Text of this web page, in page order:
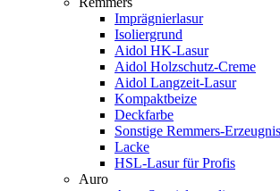
Imprägnierlasur
Isoliergrund
Aidol HK-Lasur
Aidol Holzschutz-Creme
Aidol Langzeit-Lasur
Kompaktbeize
Deckfarbe
Sonstige Remmers-
Lacke
HSL-Lasur für Profis
Auro